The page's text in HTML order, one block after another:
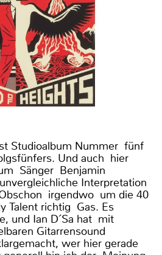
Studioalbum Nummer fünf
Und auch hier
Sänger Benjamin
Interpretation
irgendwo um die 40
Talent richtig Gas. Es
und Ian D´Sa hat mit
Gitarrensound
wer hier gerade